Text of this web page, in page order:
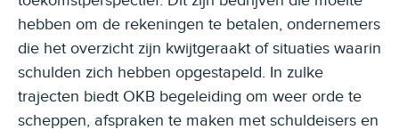
hebben om de rekeningen te betalen, ondernemers
die het overzicht zijn kwijtgeraakt of situaties waarin
schulden zich hebben opgestapeld. In zulke
trajecten biedt OKB begeleiding om weer orde te
scheppen, afspraken te maken met schuldeisers en